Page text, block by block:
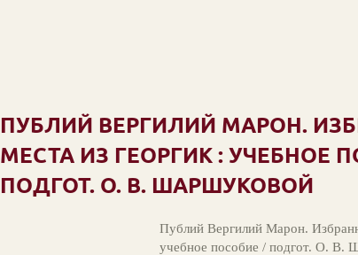
ПУБЛИЙ ВЕРГИЛИЙ МАРОН.
МЕСТА ИЗ ГЕОРГИК : УЧЕБНОЕ
ПОДГОТ. О. В. ШАРШУКОВОЙ
Публий Вергилий Марон.
учебное пособие / подгот. О.